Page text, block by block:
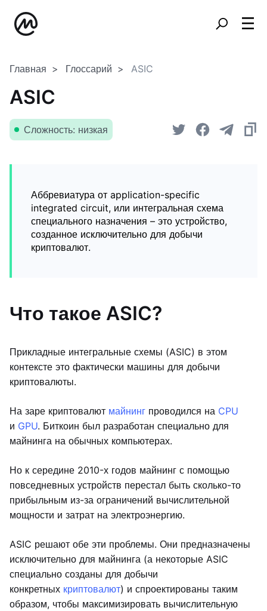
Главная Глоссарий ASIC
ASIC
Сложность: низкая
Аббревиатура от application-specific
integrated circuit, или интегральная схема
специального назначения – это устройство,
созданное исключительно для добычи
криптовалют.
Что такое ASIC?
Прикладные интегральные схемы (ASIC) в этом
контексте это фактически машины для добычи
криптовалюты.
На заре криптовалют майнинг проводился на CPU
и GPU. Биткоин был разработан специально для
майнинга на обычных компьютерах.
Но к середине 2010-х годов майнинг с помощью
повседневных устройств перестал быть сколько-то
прибыльным из-за ограничений вычислительной
мощности и затрат на электроэнергию.
ASIC решают обе эти проблемы. Они предназначены
исключительно для майнинга (а некоторые ASIC
специально созданы для добычи
конкретных криптовалют) и спроектированы таким
образом, чтобы максимизировать вычислительную